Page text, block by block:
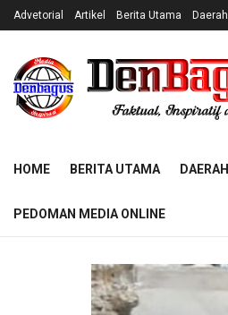
Advetorial Artikel Berita Utama Daerah
HOME BERITA UTAMA DAERAH
PEDOMAN MEDIA ONLINE